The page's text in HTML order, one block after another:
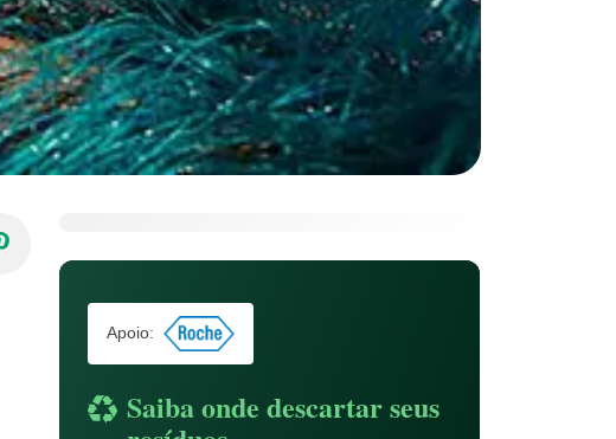
Apoio:
Saiba onde descartar seus